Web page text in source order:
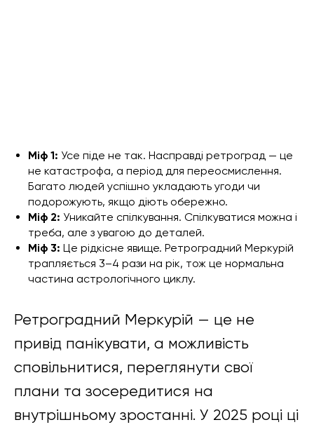
Міф 1: Усе піде не так. Насправді ретроград — це
не катастрофа, а період для переосмислення.
Багато людей успішно укладають угоди чи
подорожують, якщо діють обережно.
Міф 2: Уникайте спілкування. Спілкуватися можна і
треба, але з увагою до деталей.
Міф 3: Це рідкісне явище. Ретроградний Меркурій
трапляється 3–4 рази на рік, тож це нормальна
частина астрологічного циклу.
Ретроградний Меркурій — це не
привід панікувати, а можливість
сповільнитися, переглянути свої
плани та зосередитися на
внутрішньому зростанні. У 2025 році ці